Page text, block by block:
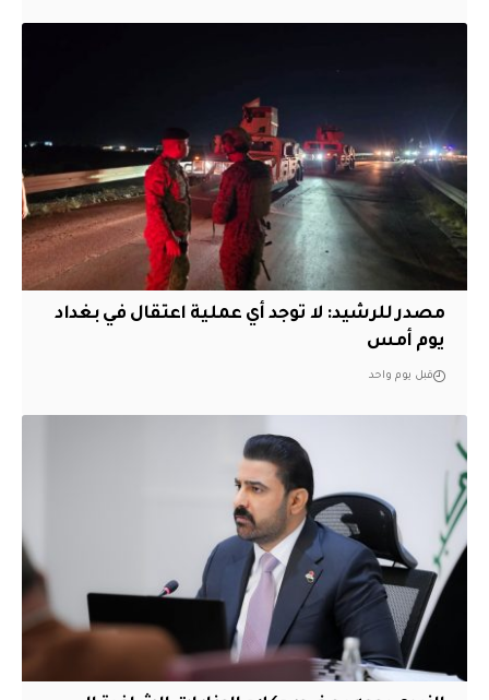
مصدر للرشيد: لا توجد أي عملية اعتقال في بغداد
يوم أمس
قبل يوم واحد